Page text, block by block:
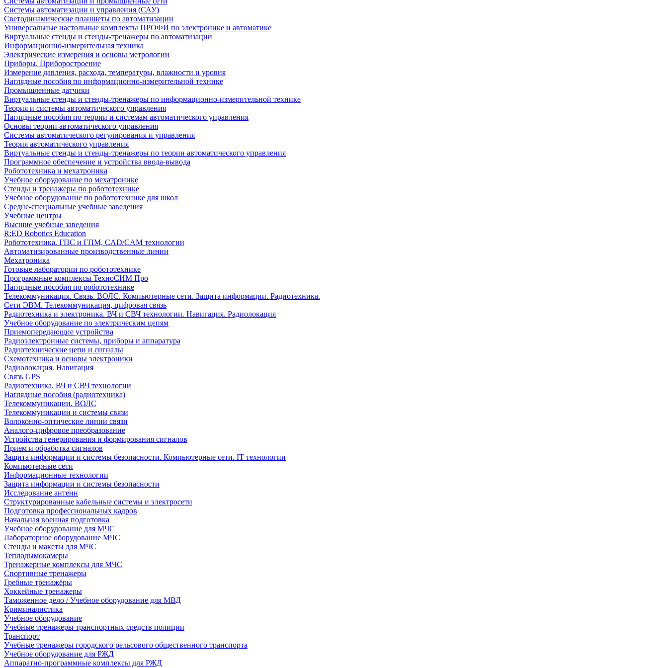
Системы автоматизации и управления (САУ)
Светодинамические планшеты по автоматизации
Универсальные настольные комплекты ПРОФИ по электронике и автоматике
Виртуальные стенды и стенды-тренажеры по автоматизации
Информационно-измерительная техника
Электрические измерения и основы метрологии
Приборы. Приборостроение
Измерение давления, расхода, температуры, влажности и уровня
Наглядные пособия по информационно-измерительной технике
Промышленные датчики
Виртуальные стенды и стенды-тренажеры по информационно-измерительной технике
Теория и системы автоматического управления
Наглядные пособия по теории и системам автоматического управления
Основы теории автоматического управления
Системы автоматического регулирования и управления
Теория автоматического управления
Виртуальные стенды и стенды-тренажеры по теории автоматического управления
Программное обеспечение и устройства ввода-вывода
Робототехника и мехатроника
Учебное оборудование по мехатронике
Стенды и тренажеры по робототехнике
Учебное оборудование по робототехнике для школ
Средне-специальные учебные заведения
Учебные центры
Высшие учебные заведения
R:ED Robotics Education
Робототехника. ГПС и ГПМ, CAD/CAM технологии
Автоматизированные производственные линии
Мехатроника
Готовые лаборатории по робототехнике
Программные комплексы ТехноСИМ Про
Наглядные пособия по робототехнике
Телекоммуникация. Связь. ВОЛС. Компьютерные сети. Защита информации. Радиотехника.
Сети ЭВМ. Телекоммуникация, цифровая связь
Радиотехника и электроника. ВЧ и СВЧ технологии. Навигация. Радиолокация
Учебное оборудование по электрическим цепям
Приемопередающие устройства
Радиоэлектронные системы, приборы и аппаратура
Радиотехнические цепи и сигналы
Схемотехника и основы электроники
Радиолокация. Навигация
Связь GPS
Радиотехника. ВЧ и СВЧ технологии
Наглядные пособия (радиотехника)
Телекоммуникации. ВОЛС
Телекоммуникации и системы связи
Волоконно-оптические линии связи
Аналого-цифровое преобразование
Устройства генерирования и формирования сигналов
Прием и обработка сигналов
Защита информации и системы безопасности. Компьютерные сети. IT технологии
Компьютерные сети
Информационные технологии
Защита информации и системы безопасности
Исследование антенн
Структурированные кабельные системы и электросети
Подготовка профессиональных кадров
Начальная военная подготовка
Учебное оборудование для МЧС
Лабораторное оборудование МЧС
Стенды и макеты для МЧС
Теплодымокамеры
Тренажерные комплексы для МЧС
Спортивные тренажеры
Гребные тренажёры
Хоккейные тренажеры
Таможенное дело / Учебное оборудование для МВД
Криминалистика
Учебное оборудование
Учебные тренажеры транспортных средств полиции
Транспорт
Учебные тренажеры городского рельсового общественного транспорта
Учебное оборудование для РЖД
Аппаратно-программные комплексы для РЖД